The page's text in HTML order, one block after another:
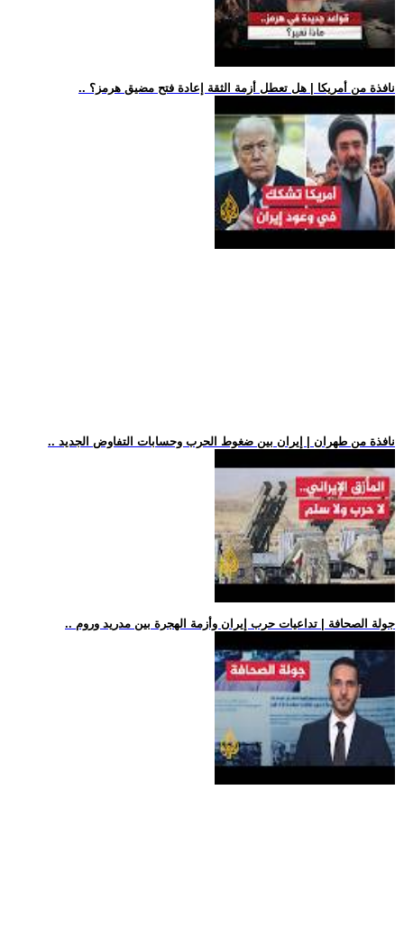
.. نافذة من أمريكا | هل تعطل أزمة الثقة إعادة فتح مضيق هرمز؟
.. نافذة من طهران | إيران بين ضغوط الحرب وحسابات التفاوض الجديد
.. جولة الصحافة | تداعيات حرب إيران وأزمة الهجرة بين مدريد وروم